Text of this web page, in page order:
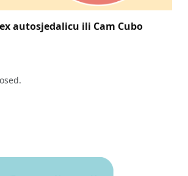
autosjedalicu ili Cam Cubo